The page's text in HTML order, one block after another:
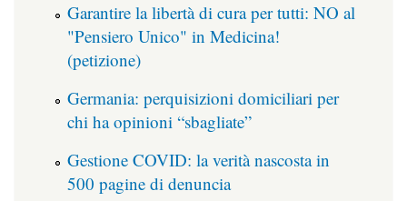
Garantire la libertà di cura per tutti: NO al
"Pensiero Unico" in Medicina!
(petizione)
Germania: perquisizioni domiciliari per
chi ha opinioni “sbagliate”
Gestione COVID: la verità nascosta in
500 pagine di denuncia